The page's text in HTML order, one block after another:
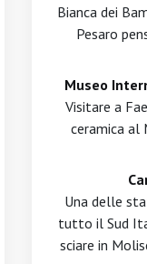
Bianca dei
Pesaro
Museo
Visitare a
ceramica al
Una delle
tutto il Sud
sciare in